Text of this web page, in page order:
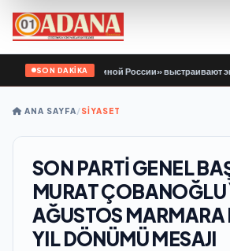
SON DAKİKA
Депутаты «Единой России» выстраивают
ANA SAYFA/SİYASET
SON PARTİ GENEL
MURAT
AĞUSTOS MARMARA
YIL DÖNÜMÜ MESAJI